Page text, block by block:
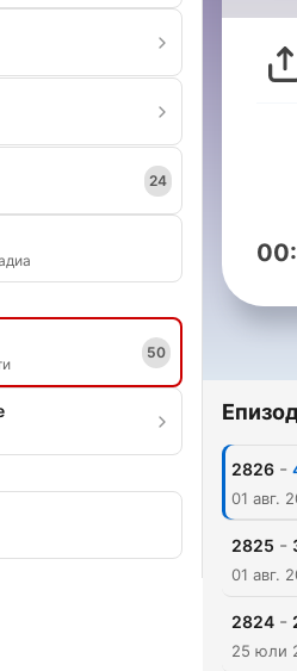
24
50
2826 -
01 авг.
2825 -
01 авг.
2824 -
25 юли